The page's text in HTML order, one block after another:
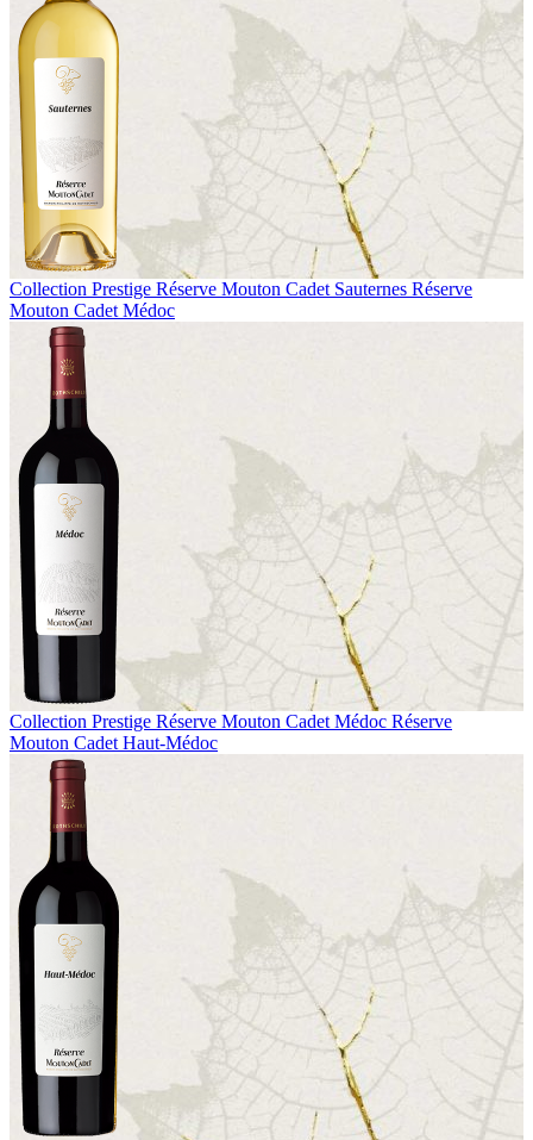
Collection Prestige Réserve Mouton Cadet Sauternes Réserve
Mouton Cadet Médoc
Collection Prestige Réserve Mouton Cadet Médoc Réserve
Mouton Cadet Haut-Médoc